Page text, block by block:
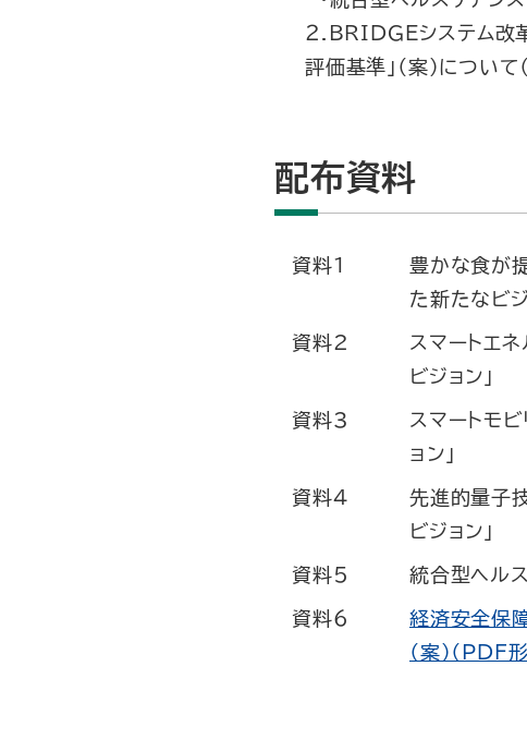
２.BRIDGEシステム改
評価基準」（案）について
配布資料
資料1
豊かな食が
た新たなビジ
資料2
スマートエ
ビジョン」
資料3
スマートモ
ョン」
資料4
先進的量子
ビジョン」
資料5 統合型ヘル
資料6
経済安全保
（案）（PDF